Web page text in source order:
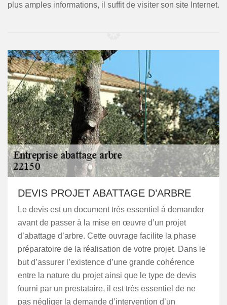
plus amples informations, il suffit de visiter son site Internet.
DEVIS PROJET ABATTAGE D’ARBRE
Le devis est un document très essentiel à demander
avant de passer à la mise en œuvre d’un projet
d’abattage d’arbre. Cette ouvrage facilite la phase
préparatoire de la réalisation de votre projet. Dans le
but d’assurer l’existence d’une grande cohérence
entre la nature du projet ainsi que le type de devis
fourni par un prestataire, il est très essentiel de ne
pas négliger la demande d’intervention d’un